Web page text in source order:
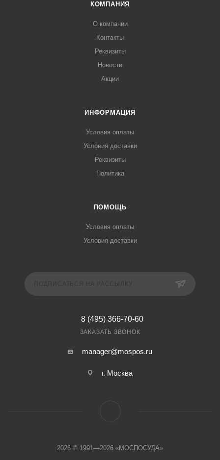
КОМПАНИЯ
О компании
Контакты
Реквизиты
Новости
Акции
ИНФОРМАЦИЯ
Условия оплаты
Условия доставки
Реквизиты
Политика
ПОМОЩЬ
Условия оплаты
Условия доставки
8 (495) 366-70-60
ЗАКАЗАТЬ ЗВОНОК
manager@mospos.ru
г. Москва
2026 © 1991—2026 «МОСПОСУДА»